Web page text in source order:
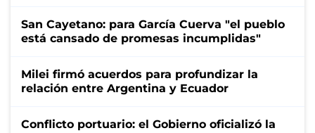
San Cayetano: para García Cuerva "el pueblo
está cansado de promesas incumplidas"
Milei firmó acuerdos para profundizar la
relación entre Argentina y Ecuador
Conflicto portuario: el Gobierno oficializó la